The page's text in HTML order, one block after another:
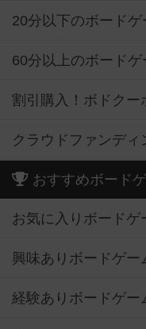
20分以下のボード
60分以上のボード
割引購入！ボドクー
クラウドファンディ
おすすめボード
お気に入りボードゲ
興味ありボードゲー
経験ありボードゲー